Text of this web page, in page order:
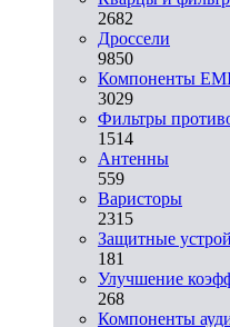
2682
Дроссели
9850
Компоненты
3029
Фильтры
1514
Антенны
559
Варисторы
2315
Защитные
181
Улучшение
268
Компоненты